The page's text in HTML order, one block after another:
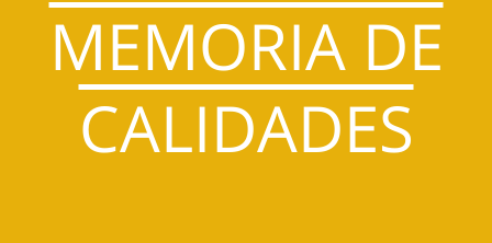
MEMORIA DE
CALIDADES